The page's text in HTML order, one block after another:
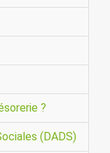
?
(DADS)